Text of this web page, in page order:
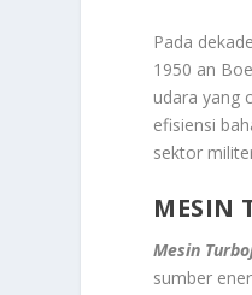
Pada
1950 an
udara yang
efisiensi
sektor
MESIN
Mesin
sumber